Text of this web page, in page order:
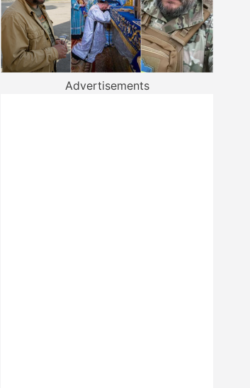
Advertisements